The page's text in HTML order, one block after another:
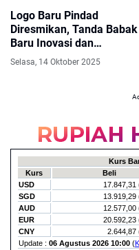
Logo Baru Pindad
Diresmikan, Tanda Babak
Baru Inovasi dan
Kemandirian Teknologi
Nasional
Selasa, 14 Oktober 2025